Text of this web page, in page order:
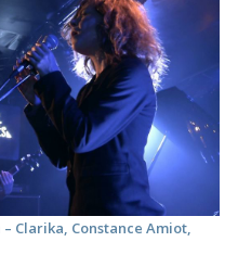
Clarika, Constance Amiot,